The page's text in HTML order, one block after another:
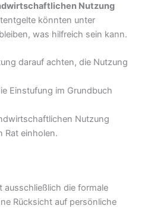
Nutzung
könnten unter
was hilfreich sein kann.
darauf achten, die Nutzung
Einstufung im Grundbuch
Nutzung
Rat einholen.
ausschließlich die formale
Rücksicht auf persönliche